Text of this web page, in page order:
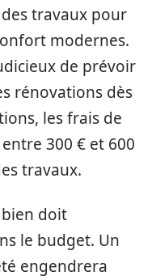
travaux pour
modernes.
de prévoir
rénovations dès
les frais de
300 € et 600
travaux.
bien doit
le budget. Un
engendrera